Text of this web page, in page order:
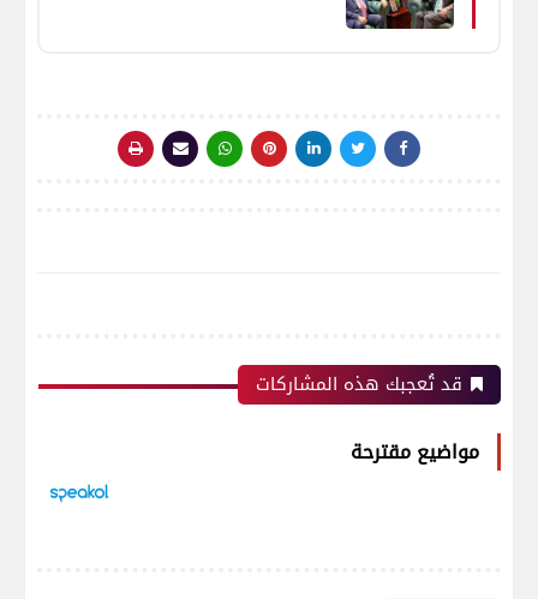
قد تُعجبك هذه المشاركات
مواضيع مقترحة